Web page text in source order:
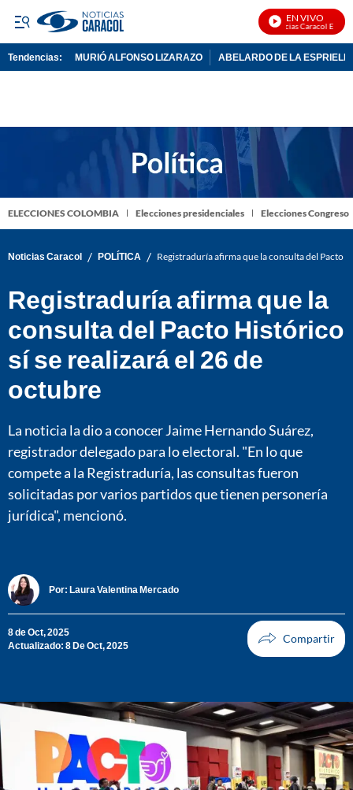
EN VIVO
Noticias Caracol En Vivo
Tendencias: MURIÓ ALFONSO LIZARAZO ABELARDO DE LA
ELECCIONES COLOMBIA Elecciones presidenciales Elecciones Congreso
Noticias Caracol / POLÍTICA / Registraduría afirma que la consulta del Pacto
Registraduría afirma que la
consulta del Pacto Histórico
sí se realizará el 26 de
octubre
La noticia la dio a conocer Jaime Hernando Suárez,
registrador delegado para lo electoral. "En lo que
compete a la Registraduría, las consultas fueron
solicitadas por varios partidos que tienen personería
jurídica", mencionó.
Por: Laura Valentina Mercado
8 de Oct, 2025
Actualizado: 8 De Oct, 2025